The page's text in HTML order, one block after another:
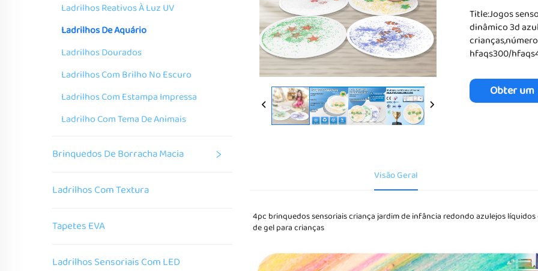
Ladrilhos Reativos À Luz UV
Ladrilhos De Aquário
Ladrilhos Dourados
Ladrilhos Com Brilho No Escuro
Ladrilhos Com Estampa Impressa
Ladrilho Com Tema De Animais
Brinquedos De Borracha Macia
Ladrilhos Com Textura
Tapetes EVA
Ladrilhos Sensoriais Com LED
Title:Jogos
dinâmico 3d
hfaqs300/
Obter um
Visão Geral
4pc brinquedos sensoriais criança jardim de infância redondo azulejos
de gel para crianças